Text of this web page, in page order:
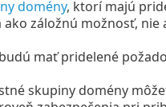
domény, ktorí majú
záložnú možnosť,
mať pridelené
skupiny domény